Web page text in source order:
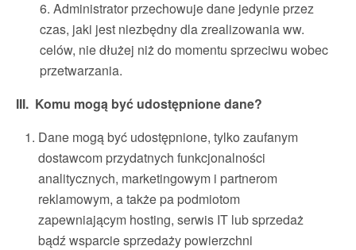
6. Administrator przechowuje dane jedynie przez
czas, jaki jest niezbędny dla zrealizowania ww.
celów, nie dłużej niż do momentu sprzeciwu wobec
przetwarzania.
III. Komu mogą być udostępnione dane?
Dane mogą być udostępnione, tylko zaufanym
dostawcom przydatnych funkcjonalności
analitycznych, marketingowym i partnerom
reklamowym, a także pa podmiotom
zapewniającym hosting, serwis IT lub sprzedaż
bądź wsparcie sprzedaży powierzchni